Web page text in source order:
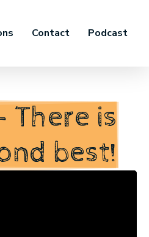
Contact Podcast
There is
best!